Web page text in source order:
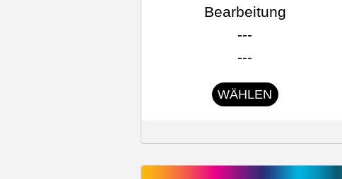
Bearbeitung
---
---
WÄHLEN